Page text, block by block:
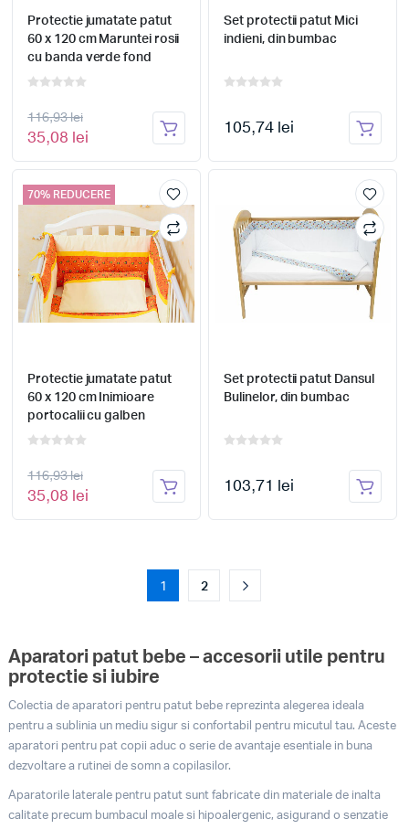
Protectie jumatate patut
60 x 120 cm Maruntei rosii
cu banda verde fond
galben
116,93 lei
35,08 lei
Set protectii patut Mici
indieni, din bumbac
105,74 lei
70% REDUCERE
Protectie jumatate patut
60 x 120 cm Inimioare
portocalii cu galben
116,93 lei
35,08 lei
Set protectii patut Dansul
Bulinelor, din bumbac
103,71 lei
1 2
Aparatori patut bebe – accesorii utile pentru
protectie si iubire
Colectia de aparatori pentru patut bebe reprezinta alegerea ideala
pentru a sublinia un mediu sigur si confortabil pentru micutul tau. Aceste
aparatori pentru pat copii aduc o serie de avantaje esentiale in buna
dezvoltare a rutinei de somn a copilasilor.
Aparatorile laterale pentru patut sunt fabricate din materiale de inalta
calitate precum bumbacul moale si hipoalergenic, asigurand o senzatie